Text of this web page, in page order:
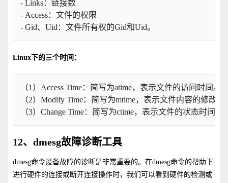
- Links：链接数
- Access：文件的权限
- Gid、Uid：文件所有权的Gid和Uid。
Linux下的三个时间：
（1）Access Time：简写为atime，表示文件的访问时间
（2）Modify Time：简写为mtime，表示文件内容的修
（3）Change Time：简写为ctime，表示文件的状态时
12、dmesg故障诊断工具
dmesg命令设备故障的诊断是非常重要的。在dmesg命令的帮助下
进行硬件的连接或断开连接操作时，我们可以看到硬件的检测或